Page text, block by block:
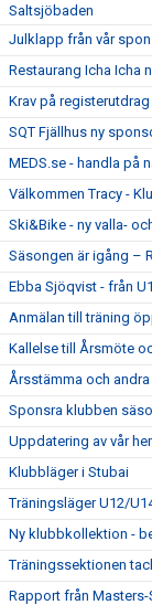
Saltsjöbaden
Julklapp från vår
Restaurang Icha Icha
Krav på registerutdrag
SQT Fjällhus ny
MEDS.se - handla på
Välkommen Tracy -
Ski&Bike - ny valla-
Säsongen är igång –
Ebba Sjöqvist - från
Anmälan till träning
Kallelse till Årsmöte
Årsstämma och
Sponsra klubben
Uppdatering av vår
Klubbläger i Stubai
Träningsläger U12/
Ny klubbkollektion -
Träningssektionen
Rapport från Masters-